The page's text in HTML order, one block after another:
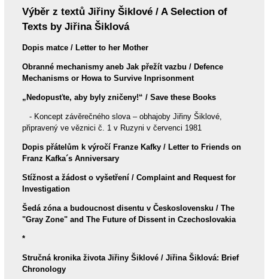
Výběr z textů Jiřiny Šiklové / A Selection of
Texts by Jiřina Šiklová
Dopis matce / Letter to her Mother
Obranné mechanismy aneb Jak přežít vazbu / Defence
Mechanisms or Howa to Survive Inprisonment
„Nedopusťte, aby byly zničeny!“ / Save these Books
- Koncept závěrečného slova – obhajoby Jiřiny Šiklové,
připravený ve věznici č. 1 v Ruzyni v červenci 1981
Dopis přátelům k výročí Franze Kafky/ Letter to Friends on
Franz Kafka´s Anniversary
Stížnost a žádost o vyšetření / Complaint and Request for
Investigation
Šedá zóna a budoucnost disentu v Československu / The
"Gray Zone" and The Future of Dissent in Czechoslovakia
*
Stručná kronika života Jiřiny Šiklové / Jiřina Šiklová: Brief
Chronology